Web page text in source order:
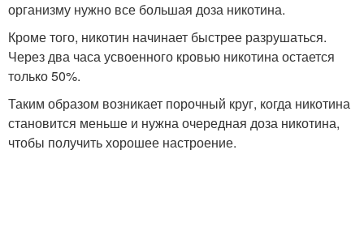
организму нужно все большая доза никотина.
Кроме того, никотин начинает быстрее разрушаться.
Через два часа усвоенного кровью никотина остается
только 50%.
Таким образом возникает порочный круг, когда никотина
становится меньше и нужна очередная доза никотина,
чтобы получить хорошее настроение.